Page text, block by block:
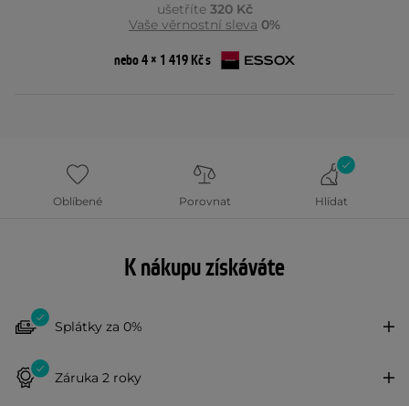
ušetříte 320 Kč
Vaše věrnostní sleva 0%
nebo 4 × 1 419 Kč s
Oblíbené Porovnat Hlídat
K nákupu získáváte
Splátky za 0%
Záruka 2 roky